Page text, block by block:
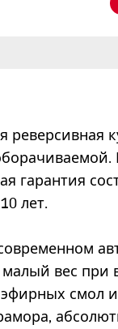
гарантия
лет.
вес при